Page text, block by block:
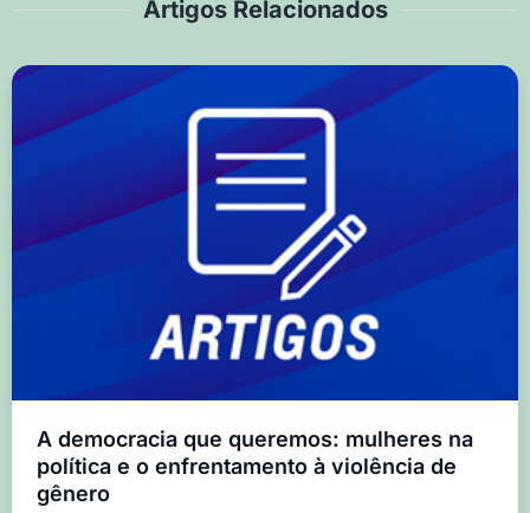
Artigos Relacionados
A democracia que queremos: mulheres na
política e o enfrentamento à violência de
gênero